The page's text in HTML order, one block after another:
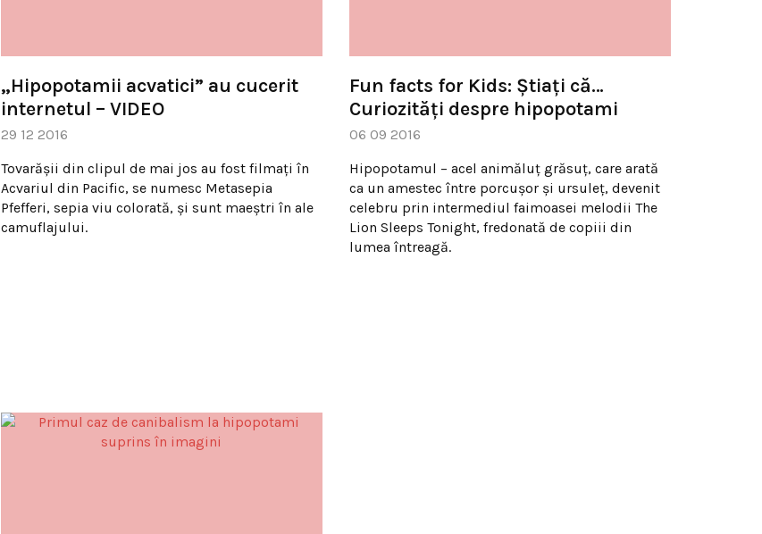
„Hipopotamii acvatici” au cucerit
internetul – VIDEO
29 12 2016
Tovarăşii din clipul de mai jos au fost filmaţi în
Acvariul din Pacific, se numesc Metasepia
Pfefferi, sepia viu colorată, şi sunt maeştri în ale
camuflajului.
Fun facts for Kids: Ştiaţi că…
Curiozităţi despre hipopotami
06 09 2016
Hipopotamul – acel animăluţ grăsuţ, care arată
ca un amestec între porcuşor şi ursuleţ, devenit
celebru prin intermediul faimoasei melodii The
Lion Sleeps Tonight, fredonată de copiii din
lumea întreagă.